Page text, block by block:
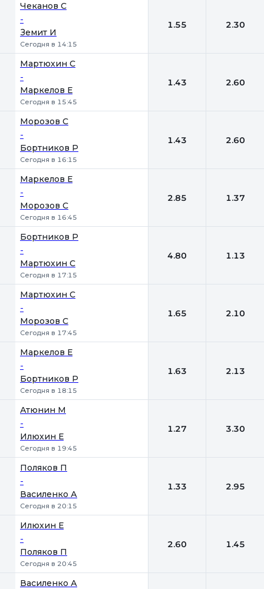
Чеканов С
-
Земит И
Сегодня в 14:15
1.55 2.30
Мартюхин С
-
Маркелов Е
Сегодня в 15:45
1.43 2.60
Морозов С
-
Бортников Р
Сегодня в 16:15
1.43 2.60
Маркелов Е
-
Морозов С
Сегодня в 16:45
2.85 1.37
Бортников Р
-
Мартюхин С
Сегодня в 17:15
4.80 1.13
Мартюхин С
-
Морозов С
Сегодня в 17:45
1.65 2.10
Маркелов Е
-
Бортников Р
Сегодня в 18:15
1.63 2.13
Атюнин М
-
Илюхин Е
Сегодня в 19:45
1.27 3.30
Поляков П
-
Василенко А
Сегодня в 20:15
1.33 2.95
Илюхин Е
-
Поляков П
Сегодня в 20:45
2.60 1.45
Василенко А